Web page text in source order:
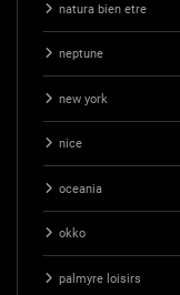
natura bien etre
neptune
new york
nice
oceania
okko
palmyre loisirs